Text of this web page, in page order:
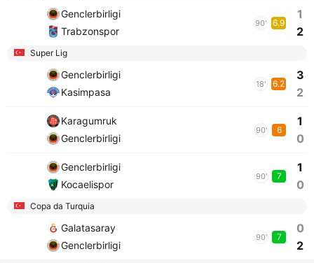
Genclerbirligi
Trabzonspor
90' 6.9
1
2
Super Lig
Genclerbirligi
Kasimpasa
18' 6.2
3
2
Karagumruk
Genclerbirligi
90' 6
1
0
Genclerbirligi
Kocaelispor
90' 7
1
0
Copa da Turquia
Galatasaray
Genclerbirligi
90' 7
0
2